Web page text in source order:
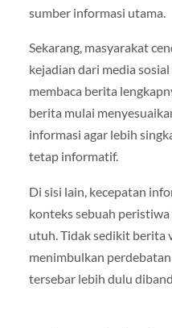
sumber informasi utama.
Sekarang, masyarakat
kejadian dari media
membaca berita
berita mulai
informasi agar lebih
tetap informatif.
Di sisi lain, kecepatan
konteks sebuah
utuh. Tidak sedikit berita
menimbulkan
tersebar lebih dulu